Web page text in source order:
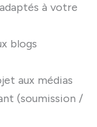
à votre
blogs
aux médias
(soumission /